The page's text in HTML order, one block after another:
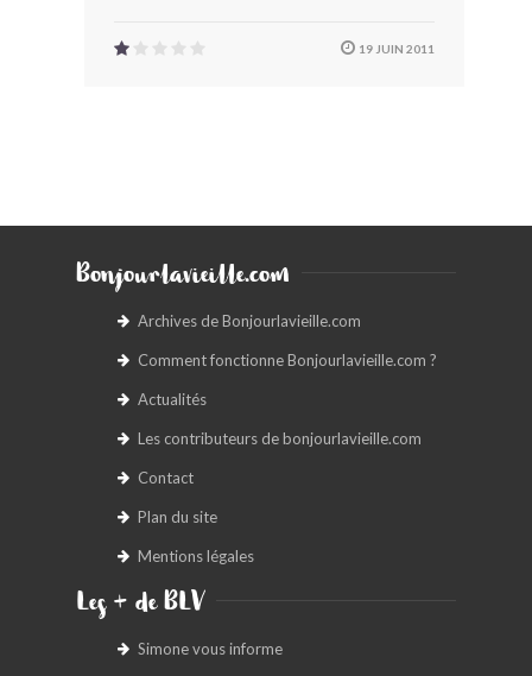
19 JUIN 2011
Bonjourlavieille.com
Archives de Bonjourlavieille.com
Comment fonctionne Bonjourlavieille.com ?
Actualités
Les contributeurs de bonjourlavieille.com
Contact
Plan du site
Mentions légales
Les + de BLV
Simone vous informe